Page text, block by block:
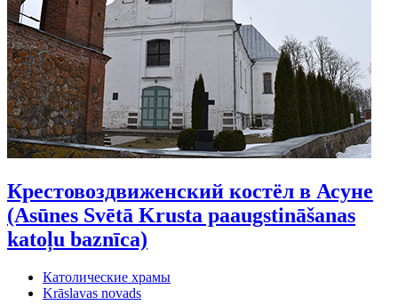
Крестовоздвиженский костёл в Асуне
(Asūnes Svētā Krusta paaugstināšanas
katoļu baznīca)
Католические храмы
Krāslavas novads